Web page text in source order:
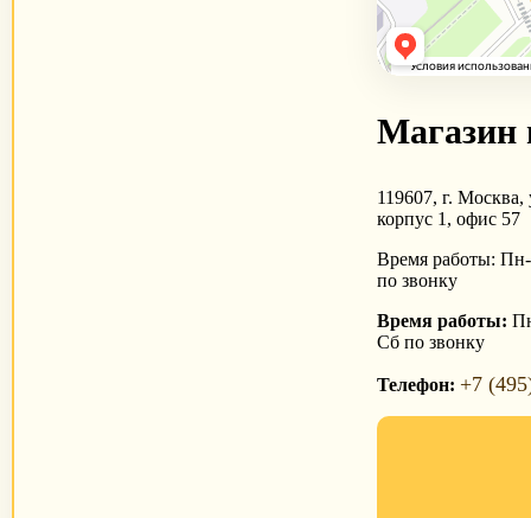
Магазин
119607, г. Москва,
корпус 1, офис 57
Время работы:
по звонку
Время работы:
Сб по звонку
Телефон: +7